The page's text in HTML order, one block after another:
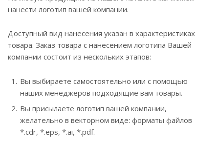
нанести логотип вашей компании.
Доступный вид нанесения указан в характеристиках
товара. Заказ товара с нанесением логотипа Вашей
компании состоит из нескольких этапов:
Вы выбираете самостоятельно или с помощью
наших менеджеров подходящие вам товары.
Вы присылаете логотип вашей компании,
желательно в векторном виде: форматы файлов
*.cdr, *.eps, *.ai, *.pdf.